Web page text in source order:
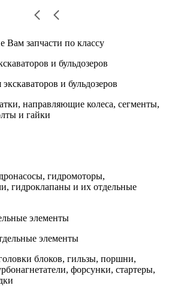
Вам запчасти по классу
и бульдозеров
направляющие колеса, сегменты,
и гайки
гидромоторы,
гидроклапаны и их отдельные
элементы
блоков, гильзы, поршни,
форсунки, стартеры,